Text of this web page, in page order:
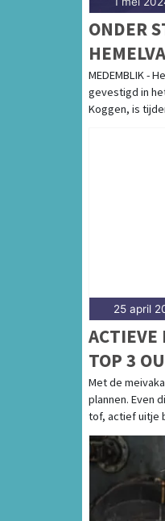
ONDER
EN
MEDEMBLIK -
gevestigd in
Koggen, is
25 april
ACTIEVE
TOP 3
VOOR
Met de
plannen. Even
tof, actief uitje